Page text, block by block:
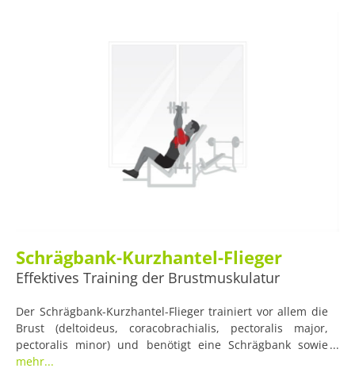
Schrägbank-Kurzhantel-Flieger
Effektives Training der Brustmuskulatur
Der Schrägbank-Kurzhantel-Flieger trainiert vor allem die
Brust (deltoideus, coracobrachialis, pectoralis major,
pectoralis minor) und benötigt eine Schrägbank sowie
zwei Kurzhanteln.
mehr...